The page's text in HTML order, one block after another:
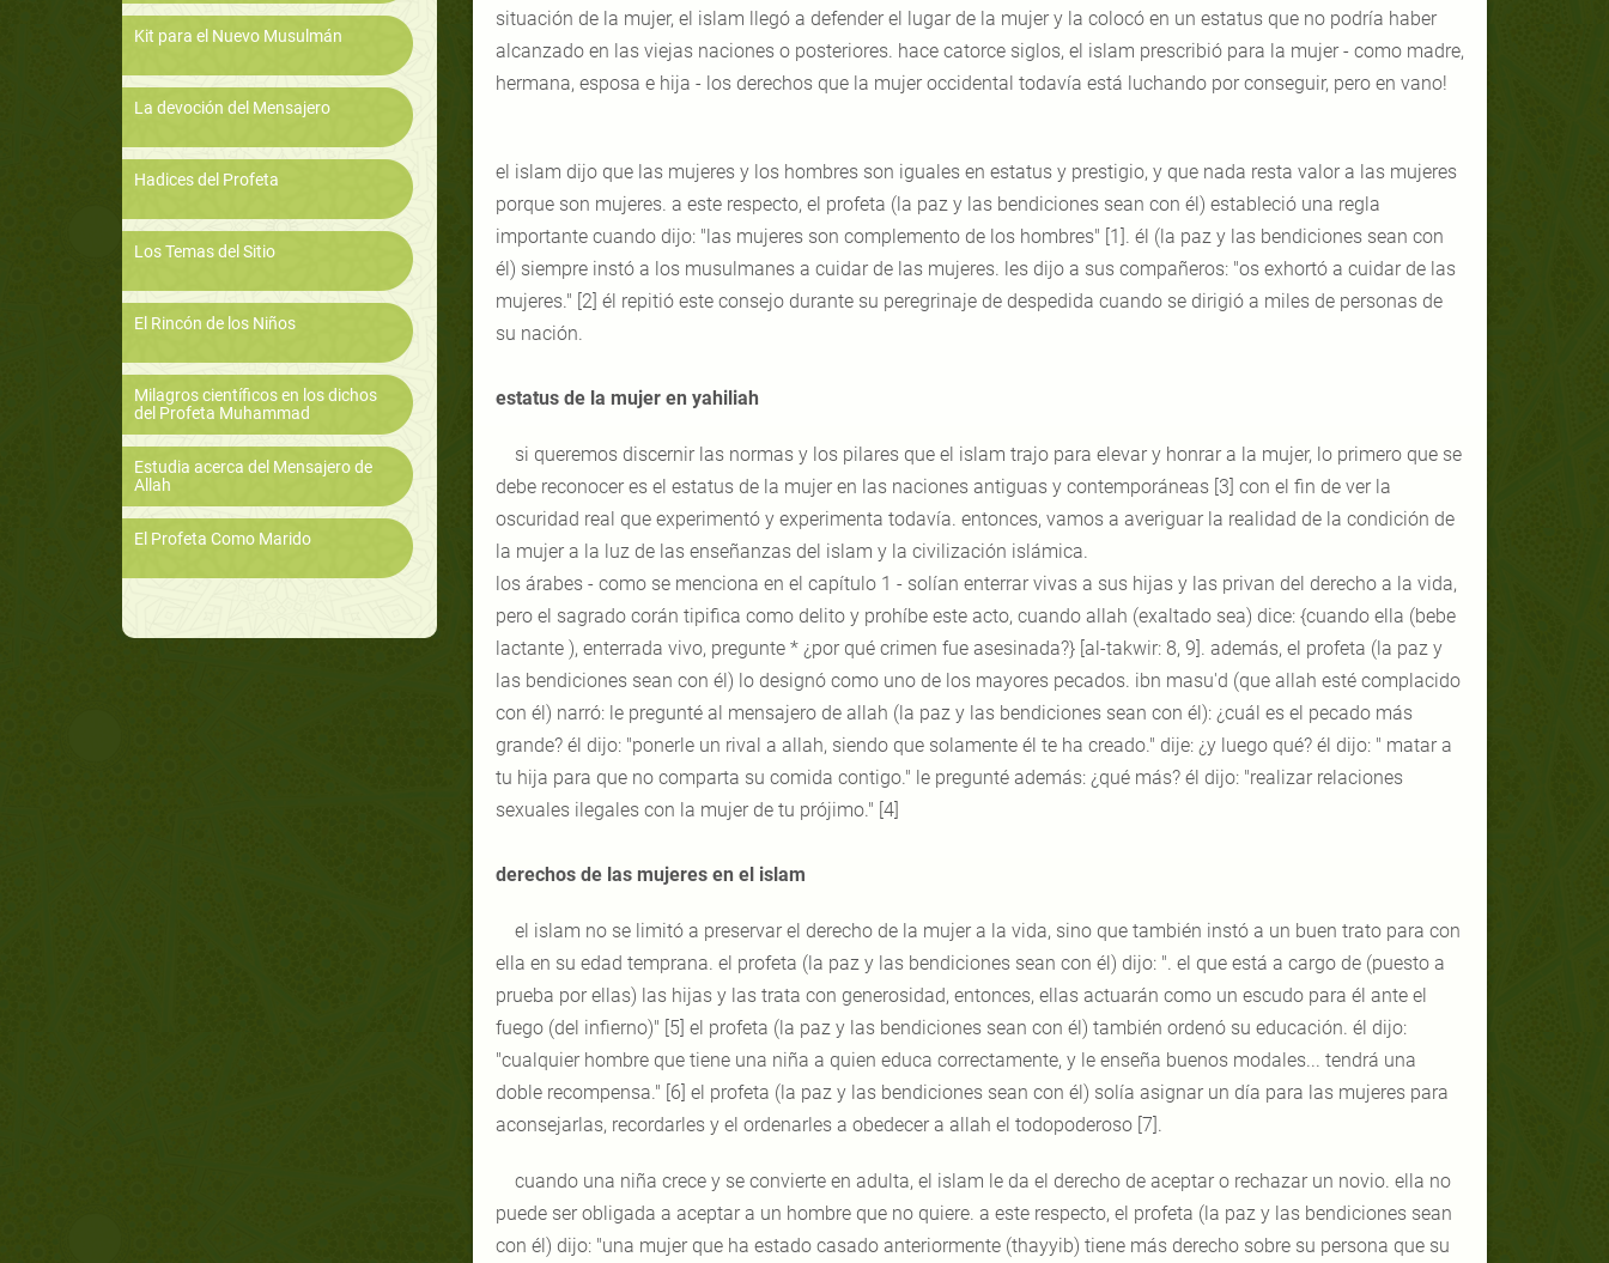
Kit para el Nuevo Musulmán
La devoción del Mensajero
Hadices del Profeta
Los Temas del Sitio
El Rincón de los Niños
Milagros científicos en los dichos
del Profeta Muhammad
Estudia acerca del Mensajero de
Allah
El Profeta Como Marido
situación de la mujer, el islam llegó a defender el lugar de la mujer y la colocó en un estatus que no podría haber
alcanzado en las viejas naciones o posteriores. hace catorce siglos, el islam prescribió para la mujer - como madre,
hermana, esposa e hija - los derechos que la mujer occidental todavía está luchando por conseguir, pero en vano!
el islam dijo que las mujeres y los hombres son iguales en estatus y prestigio, y que nada resta valor a las mujeres
porque son mujeres. a este respecto, el profeta (la paz y las bendiciones sean con él) estableció una regla
importante cuando dijo: "las mujeres son complemento de los hombres" [1]. él (la paz y las bendiciones sean con
él) siempre instó a los musulmanes a cuidar de las mujeres. les dijo a sus compañeros: "os exhortó a cuidar de las
mujeres." [2] él repitió este consejo durante su peregrinaje de despedida cuando se dirigió a miles de personas de
su nación.
estatus de la mujer en yahiliah
si queremos discernir las normas y los pilares que el islam trajo para elevar y honrar a la mujer, lo primero que se
debe reconocer es el estatus de la mujer en las naciones antiguas y contemporáneas [3] con el fin de ver la
oscuridad real que experimentó y experimenta todavía. entonces, vamos a averiguar la realidad de la condición de
la mujer a la luz de las enseñanzas del islam y la civilización islámica.
los árabes - como se menciona en el capítulo 1 - solían enterrar vivas a sus hijas y las privan del derecho a la vida,
pero el sagrado corán tipifica como delito y prohíbe este acto, cuando allah (exaltado sea) dice: {cuando ella (bebe
lactante ), enterrada vivo, pregunte * ¿por qué crimen fue asesinada?} [al-takwir: 8, 9]. además, el profeta (la paz y
las bendiciones sean con él) lo designó como uno de los mayores pecados. ibn masu'd (que allah esté complacido
con él) narró: le pregunté al mensajero de allah (la paz y las bendiciones sean con él): ¿cuál es el pecado más
grande? él dijo: "ponerle un rival a allah, siendo que solamente él te ha creado." dije: ¿y luego qué? él dijo: " matar a
tu hija para que no comparta su comida contigo." le pregunté además: ¿qué más? él dijo: "realizar relaciones
sexuales ilegales con la mujer de tu prójimo." [4]
derechos de las mujeres en el islam
el islam no se limitó a preservar el derecho de la mujer a la vida, sino que también instó a un buen trato para con
ella en su edad temprana. el profeta (la paz y las bendiciones sean con él) dijo: ". el que está a cargo de (puesto a
prueba por ellas) las hijas y las trata con generosidad, entonces, ellas actuarán como un escudo para él ante el
fuego (del infierno)" [5] el profeta (la paz y las bendiciones sean con él) también ordenó su educación. él dijo:
"cualquier hombre que tiene una niña a quien educa correctamente, y le enseña buenos modales... tendrá una
doble recompensa." [6] el profeta (la paz y las bendiciones sean con él) solía asignar un día para las mujeres para
aconsejarlas, recordarles y el ordenarles a obedecer a allah el todopoderoso [7].
cuando una niña crece y se convierte en adulta, el islam le da el derecho de aceptar o rechazar un novio. ella no
puede ser obligada a aceptar a un hombre que no quiere. a este respecto, el profeta (la paz y las bendiciones sean
con él) dijo: "una mujer que ha estado casado anteriormente (thayyib) tiene más derecho sobre su persona que su